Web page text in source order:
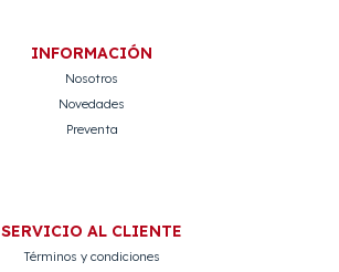
INFORMACIÓN
Nosotros
Novedades
Preventa
SERVICIO AL CLIENTE
Términos y condiciones